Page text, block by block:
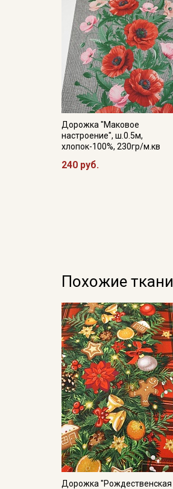
Дорожка "Маковое
настроение", ш.0.5м,
хлопок-100%, 230гр/м.кв
240 руб.
Похожие ткани
Дорожка "Рождественская